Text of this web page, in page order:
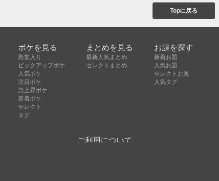
Topに戻る
ボケを見る
殿堂入り
ピックアップボケ
人気ボケ
注目ボケ
急上昇ボケ
新着ボケ
セレクト
タグ
まとめを見る
最新人気まとめ
セレクトまとめ
お題を探す
新着お題
人気お題
セレクトお題
人気タグ
ご利用について